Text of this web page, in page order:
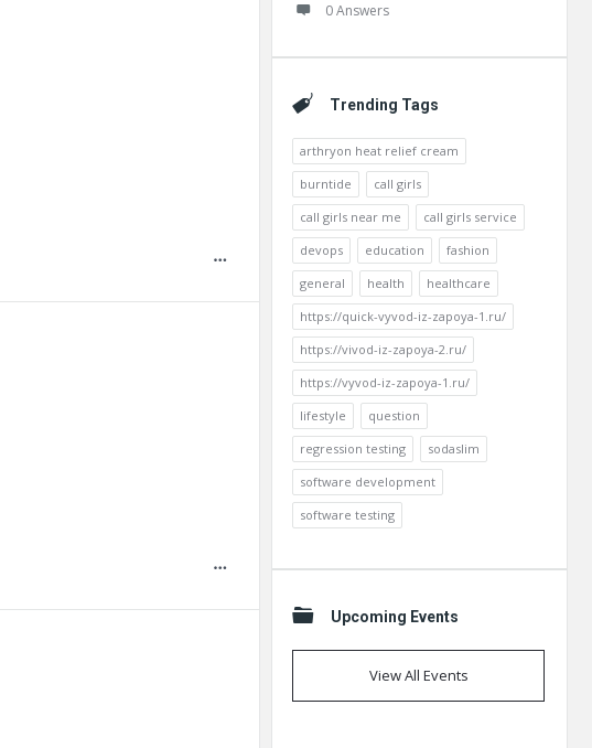
0 Answers
Trending Tags
arthryon heat relief cream
burntide
call girls
call girls near me
call girls service
devops
education
fashion
general
health
healthcare
https://quick-vyvod-iz-zapoya-1.ru/
https://vivod-iz-zapoya-2.ru/
https://vyvod-iz-zapoya-1.ru/
lifestyle
question
regression testing
sodaslim
software development
software testing
Upcoming Events
View All Events